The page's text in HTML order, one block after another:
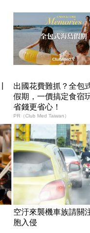
出國花費難抓？全包
假期，一價搞定食宿
省錢更省心！
PR（Club Med Taiwan）
空汙來襲機車族請關
胞入侵